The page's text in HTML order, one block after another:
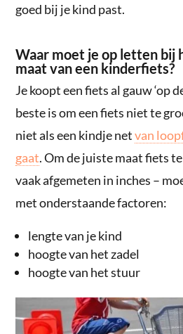
goed bij je kind past.
Waar moet je op letten bij
maat van een kinderfiets?
Je koopt een fiets al gauw ‘op
beste is om een fiets niet te
niet als een kindje netvan
gaat. Om de juiste maat fiets
vaak afgemeten in inches –
met onderstaande factoren:
lengte van je kind
hoogte van het zadel
hoogte van het stuur